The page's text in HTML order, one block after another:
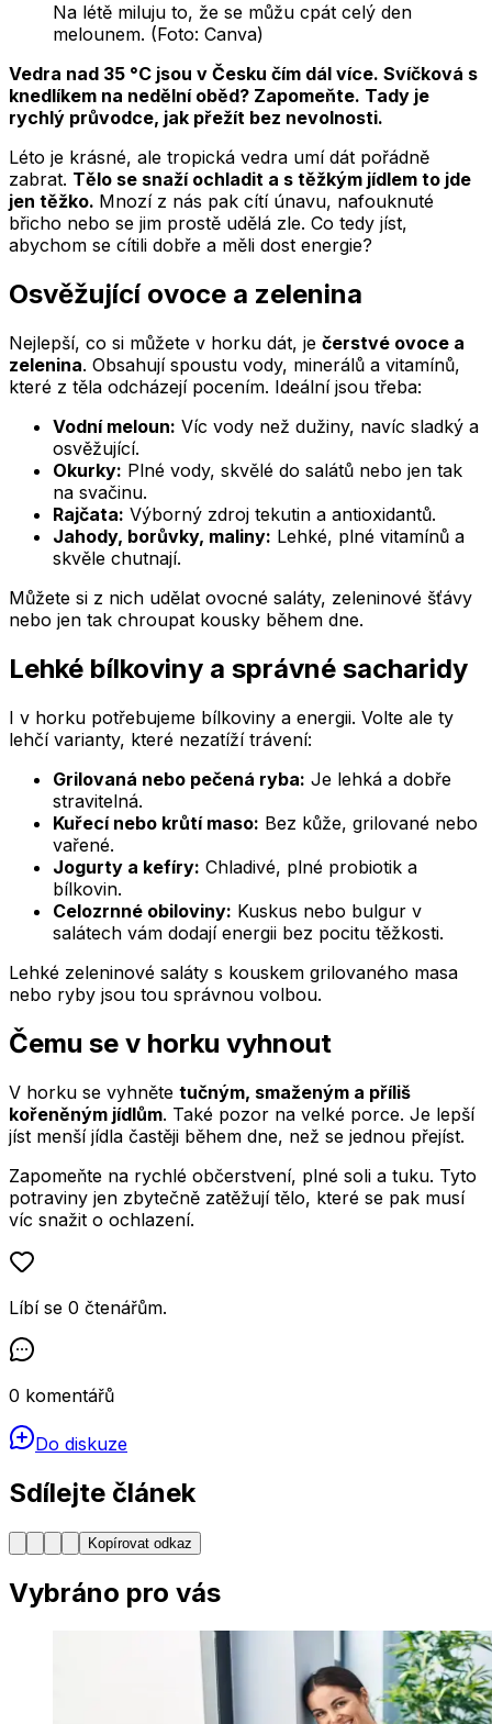
Na létě miluju to, že se můžu cpát celý den
melounem. (Foto: Canva)
Vedra nad 35 °C jsou v Česku čím dál více. Svíčková s
knedlíkem na nedělní oběd? Zapomeňte. Tady je
rychlý průvodce, jak přežít bez nevolnosti.
Léto je krásné, ale tropická vedra umí dát pořádně
zabrat. Tělo se snaží ochladit a s těžkým jídlem to jde
jen těžko. Mnozí z nás pak cítí únavu, nafouknuté
břicho nebo se jim prostě udělá zle. Co tedy jíst,
abychom se cítili dobře a měli dost energie?
Osvěžující ovoce a zelenina
Nejlepší, co si můžete v horku dát, je čerstvé ovoce a
zelenina. Obsahují spoustu vody, minerálů a vitamínů,
které z těla odcházejí pocením. Ideální jsou třeba:
Vodní meloun: Víc vody než dužiny, navíc sladký a
osvěžující.
Okurky: Plné vody, skvělé do salátů nebo jen tak
na svačinu.
Rajčata: Výborný zdroj tekutin a antioxidantů.
Jahody, borůvky, maliny: Lehké, plné vitamínů a
skvěle chutnají.
Můžete si z nich udělat ovocné saláty, zeleninové šťávy
nebo jen tak chroupat kousky během dne.
Lehké bílkoviny a správné sacharidy
I v horku potřebujeme bílkoviny a energii. Volte ale ty
lehčí varianty, které nezatíží trávení:
Grilovaná nebo pečená ryba: Je lehká a dobře
stravitelná.
Kuřecí nebo krůtí maso: Bez kůže, grilované nebo
vařené.
Jogurty a kefíry: Chladivé, plné probiotik a
bílkovin.
Celozrnné obiloviny: Kuskus nebo bulgur v
salátech vám dodají energii bez pocitu těžkosti.
Lehké zeleninové saláty s kouskem grilovaného masa
nebo ryby jsou tou správnou volbou.
Čemu se v horku vyhnout
V horku se vyhněte tučným, smaženým a příliš
kořeněným jídlům. Také pozor na velké porce. Je lepší
jíst menší jídla častěji během dne, než se jednou přejíst.
Zapomeňte na rychlé občerstvení, plné soli a tuku. Tyto
potraviny jen zbytečně zatěžují tělo, které se pak musí
víc snažit o ochlazení.
Líbí se 0 čtenářům.
0 komentářů
Do diskuze
Sdílejte článek
Kopírovat odkaz
Vybráno pro vás